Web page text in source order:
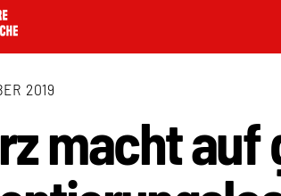
2019
macht auf